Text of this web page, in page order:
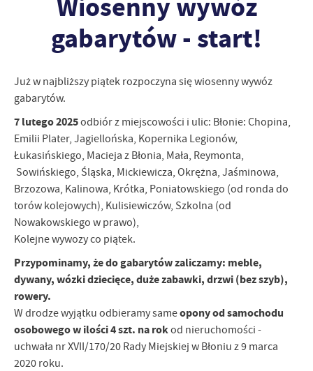
Wiosenny wywóz
gabarytów - start!
Już w najbliższy piątek rozpoczyna się wiosenny wywóz
gabarytów.
7 lutego 2025odbiór z miejscowości i ulic: Błonie: Chopina,
Emilii Plater, Jagiellońska, Kopernika Legionów,
Łukasińskiego, Macieja z Błonia, Mała, Reymonta,
Sowińskiego, Śląska, Mickiewicza, Okrężna, Jaśminowa,
Brzozowa, Kalinowa, Krótka, Poniatowskiego (od ronda do
torów kolejowych), Kulisiewiczów, Szkolna (od
Nowakowskiego w prawo),
Kolejne wywozy co piątek.
Przypominamy, że do gabarytów zaliczamy: meble,
dywany, wózki dziecięce, duże zabawki, drzwi (bez szyb),
rowery.
W drodze wyjątku odbieramy sameopony od samochodu
osobowego w ilości 4 szt. na rokod nieruchomości -
uchwała nr XVII/170/20 Rady Miejskiej w Błoniu z 9 marca
2020 roku.
personalizację określonych funkcjonalności czy prezentowanych
Dzięki tym plikom cookies możemy zapewnić Ci większy komfort
funkcjonalne i personalizacyjne pliki cookies gwarantuje
dostępność większej ilości funkcji na stronie.
Analityczne
Analityczne pliki cookies pomagają nam rozwijać się i
dostosowywać do Twoich potrzeb.
Cookies analityczne pozwalają na uzyskanie informacji w zakresie
wykorzystywania witryny internetowej, miejsca oraz częstotliwości,
z jaką odwiedzane są nasze serwisy www. Dane pozwalają nam na
ocenę naszych serwisów internetowych pod względem ich
popularności wśród użytkowników. Zgromadzone informacje są
przetwarzane w formie zanonimizowanej. Wyrażenie zgody na
analityczne pliki cookies gwarantuje dostępność wszystkich
funkcjonalności.
Więcej
Reklamowe
Dzięki reklamowym plikom cookies prezentujemy Ci najciekawsze
informacje i aktualności na stronach naszych partnerów.
komunikatów na podstawie analizy Twoich upodobań oraz Twoich
zwyczajów dotyczących przeglądanej witryny internetowej. Treści
promocyjne mogą pojawić się na stronach podmiotów trzecich lub
firm będących naszymi partnerami oraz innych dostawców usług.
Firmy te działają w charakterze pośredników prezentujących nasze
treści w postaci wiadomości, ofert, komunikatów mediów
społecznościowych.
Więcej